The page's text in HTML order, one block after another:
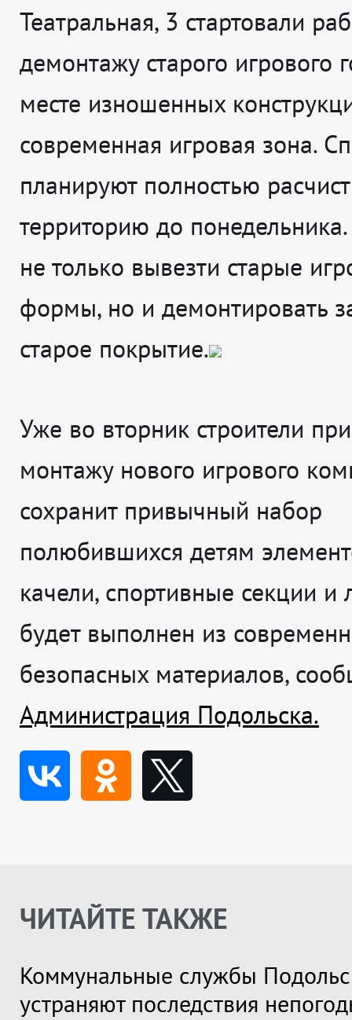
Театральная, 3 стартовали
демонтажу старого игрового
месте изношенных
современная игровая зона.
планируют полностью
территорию до
не только вывезти старые
формы, но и демонтировать
старое покрытие.
Уже во вторник строители
монтажу нового игрового
сохранит привычный набор
полюбившихся детям
качели, спортивные секции и
будет выполнен из
безопасных материалов,
Администрация Подольска.
ЧИТАЙТЕ ТАКЖЕ
Коммунальные службы
устраняют последствия